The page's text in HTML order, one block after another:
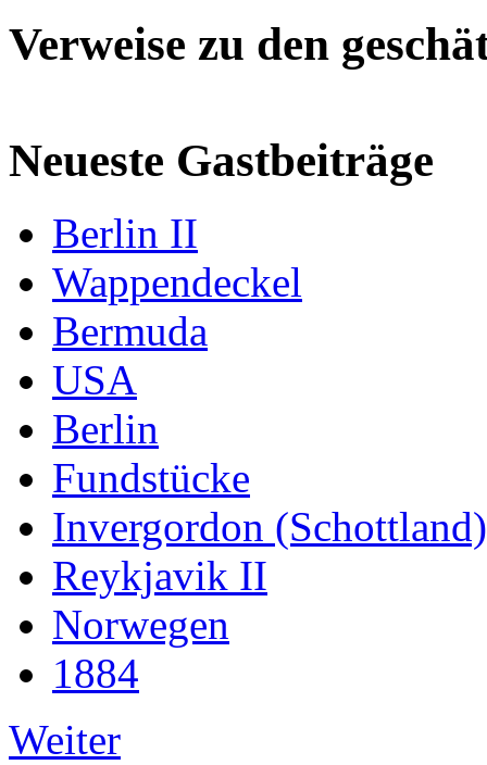
Verweise zu den
Neueste Gastbeiträge
Berlin II
Wappendeckel
Bermuda
USA
Berlin
Fundstücke
Invergordon (Schottland)
Reykjavik II
Norwegen
1884
Weiter